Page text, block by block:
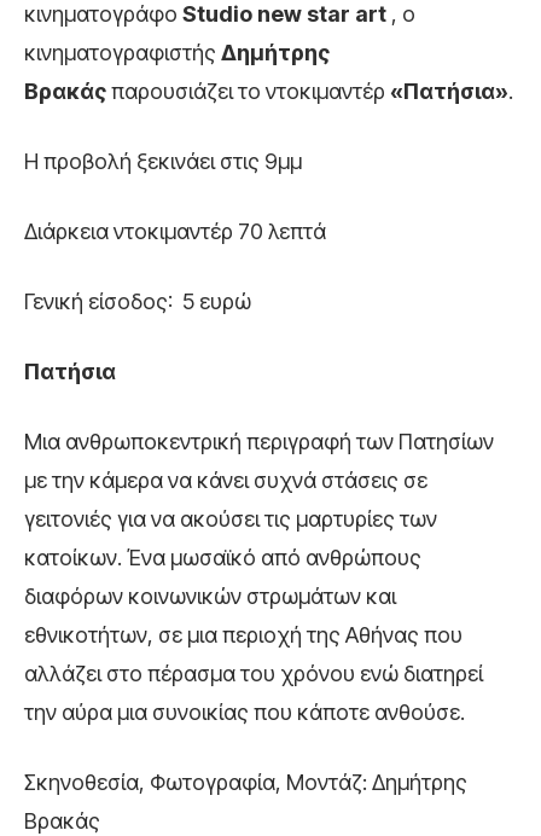
κινηματογράφο Studio new star art , ο
κινηματογραφιστής Δημήτρης
Βρακάςπαρουσιάζει το ντοκιμαντέρ «Πατήσια».
Η προβολή ξεκινάει στις 9μμ
Διάρκεια ντοκιμαντέρ 70 λεπτά
Γενική είσοδος: 5 ευρώ
Πατήσια
Μια ανθρωποκεντρική περιγραφή των Πατησίων
με την κάμερα να κάνει συχνά στάσεις σε
γειτονιές για να ακούσει τις μαρτυρίες των
κατοίκων. Ένα μωσαϊκό από ανθρώπους
διαφόρων κοινωνικών στρωμάτων και
εθνικοτήτων, σε μια περιοχή της Αθήνας που
αλλάζει στο πέρασμα του χρόνου ενώ διατηρεί
την αύρα μια συνοικίας που κάποτε ανθούσε.
Σκηνοθεσία, Φωτογραφία, Μοντάζ: Δημήτρης
Βρακάς